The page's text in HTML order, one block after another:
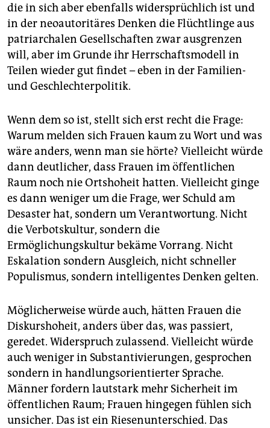
die in sich aber ebenfalls widersprüchlich ist und
in der neoautoritäres Denken die Flüchtlinge aus
patriarchalen Gesellschaften zwar ausgrenzen
will, aber im Grunde ihr Herrschaftsmodell in
Teilen wieder gut findet – eben in der Familien-
und Geschlechterpolitik.
Wenn dem so ist, stellt sich erst recht die Frage:
Warum melden sich Frauen kaum zu Wort und was
wäre anders, wenn man sie hörte? Vielleicht würde
dann deutlicher, dass Frauen im öffentlichen
Raum noch nie Ortshoheit hatten. Vielleicht ginge
es dann weniger um die Frage, wer Schuld am
Desaster hat, sondern um Verantwortung. Nicht
die Verbotskultur, sondern die
Ermöglichungskultur bekäme Vorrang. Nicht
Eskalation sondern Ausgleich, nicht schneller
Populismus, sondern intelligentes Denken gelten.
Möglicherweise würde auch, hätten Frauen die
Diskurshoheit, anders über das, was passiert,
geredet. Widerspruch zulassend. Vielleicht würde
auch weniger in Substantivierungen, gesprochen
sondern in handlungsorientierter Sprache.
Männer fordern lautstark mehr Sicherheit im
öffentlichen Raum; Frauen hingegen fühlen sich
unsicher. Das ist ein Riesenunterschied. Das